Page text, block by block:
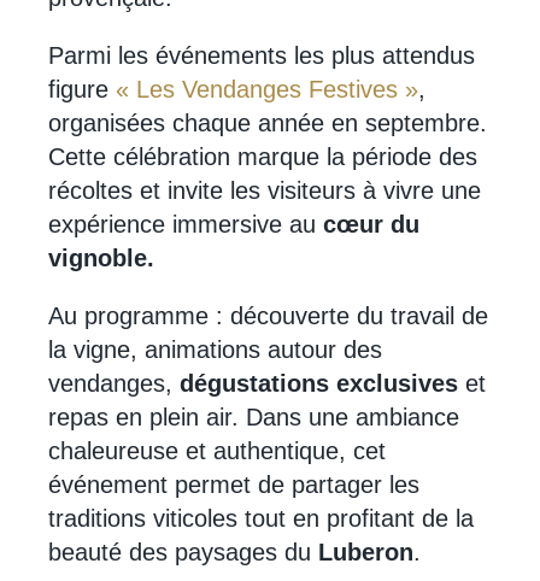
Parmi les événements les plus attendus
figure « Les Vendanges Festives »,
organisées chaque année en septembre.
Cette célébration marque la période des
récoltes et invite les visiteurs à vivre une
expérience immersive au cœur du
vignoble.
Au programme : découverte du travail de
la vigne, animations autour des
vendanges, dégustations exclusives et
repas en plein air. Dans une ambiance
chaleureuse et authentique, cet
événement permet de partager les
traditions viticoles tout en profitant de la
beauté des paysages du Luberon.